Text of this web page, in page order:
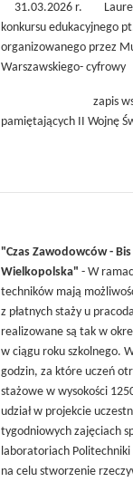
31.03.2026 r.
konkursu edukacyjnego
organizowanego przez
Warszawskiego- cyfrowy
zapis
pamiętających II Wojnę
"Czas Zawodowców -
Wielkopolska" - W
techników mają
z płatnych staży u
realizowane są tak w
w ciągu roku szkolnego.
godzin, za które uczeń
stażowe w wysokości
udział w projekcie
tygodniowych zajęciach
laboratoriach Politechniki
na celu stworzenie